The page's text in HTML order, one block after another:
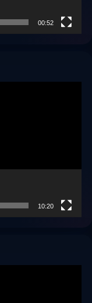
00:52
10:20